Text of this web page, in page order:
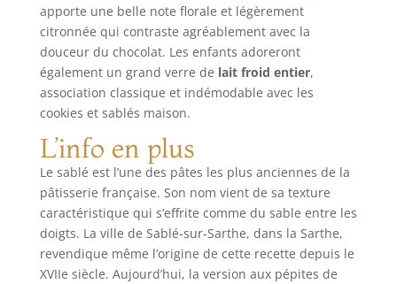
apporte une belle note florale et légèrement
citronnée qui contraste agréablement avec la
douceur du chocolat. Les enfants adoreront
également un grand verre de lait froid entier,
association classique et indémodable avec les
cookies et sablés maison.
L’info en plus
Le sablé est l’une des pâtes les plus anciennes de la
pâtisserie française. Son nom vient de sa texture
caractéristique qui s’effrite comme du sable entre les
doigts. La ville de Sablé-sur-Sarthe, dans la Sarthe,
revendique même l’origine de cette recette depuis le
XVIIe siècle. Aujourd’hui, la version aux pépites de